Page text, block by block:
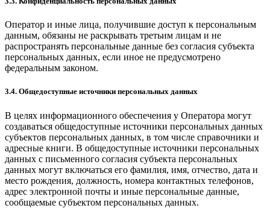
Оператор и иные лица, получившие доступ к персональным
данным, обязаны не раскрывать третьим лицам и не
распространять персональные данные без согласия субъекта
персональных данных, если иное не предусмотрено
федеральным законом.
3.4. Общедоступные источники персональных данных
В целях информационного обеспечения у Оператора могут
создаваться общедоступные источники персональных данных
субъектов персональных данных, в том числе справочники и
адресные книги. В общедоступные источники персональных
данных с письменного согласия субъекта персональных
данных могут включаться его фамилия, имя, отчество, дата и
место рождения, должность, номера контактных телефонов,
адрес электронной почты и иные персональные данные,
сообщаемые субъектом персональных данных.